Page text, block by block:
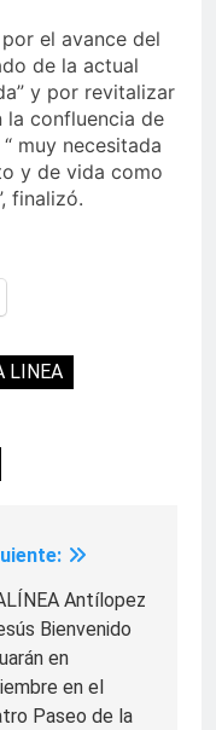
el avance del
de la actual
y por revitalizar
la confluencia de
muy necesitada
y de vida como
finalizó.
LINEA
Antílopez
Bienvenido
en
en el
Paseo de la